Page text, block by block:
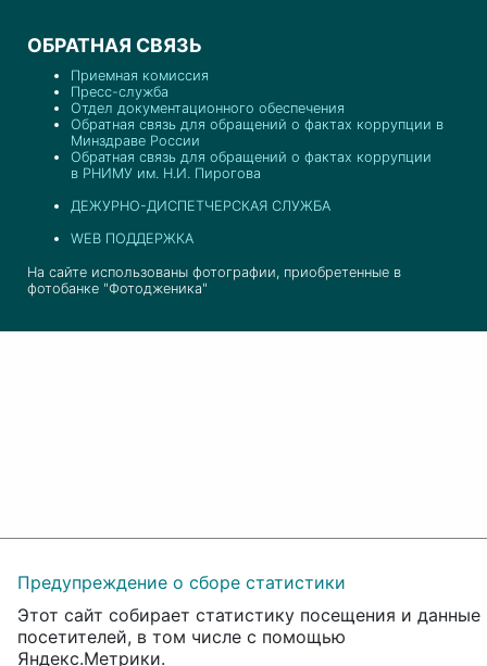
ОБРАТНАЯ СВЯЗЬ
Приемная комиссия
Пресс-служба
Отдел документационного обеспечения
Обратная связь для обращений о фактах коррупции в
Минздраве России
Обратная связь для обращений о фактах коррупции
в РНИМУ им. Н.И. Пирогова
ДЕЖУРНО-ДИСПЕТЧЕРСКАЯ СЛУЖБА
WEB ПОДДЕРЖКА
На сайте использованы фотографии, приобретенные в
фотобанке "Фотодженика"
Предупреждение о сборе статистики
Этот сайт собирает статистику посещения и данные
посетителей, в том числе с помощью
Яндекс.Метрики.